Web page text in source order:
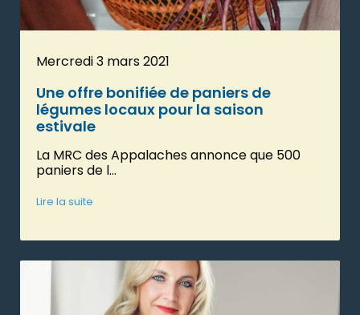
Mercredi 3 mars 2021
Une offre bonifiée de paniers de
légumes locaux pour la saison
estivale
La MRC des Appalaches annonce que 500
paniers de l...
Lire la suite